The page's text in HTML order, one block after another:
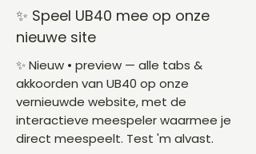
✨ Speel UB40 mee op onze
nieuwe site
✨ Nieuw • preview — alle tabs &
akkoorden van UB40 op onze
vernieuwde website, met de
interactieve meespeler waarmee je
direct meespeelt. Test 'm alvast.